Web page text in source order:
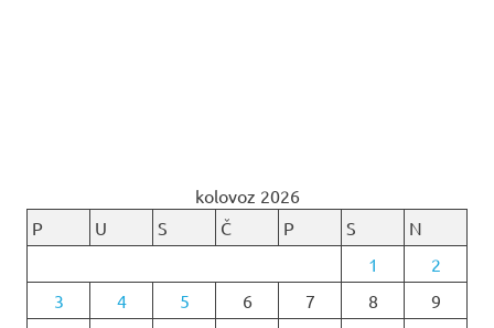
kolovoz 2026
P
U S Č P S
N
1
2
3
4 5 6 7 8
9